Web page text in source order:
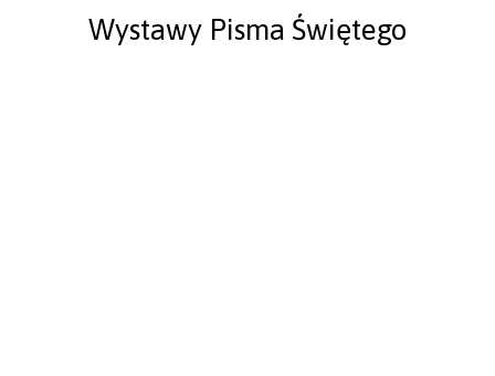
Wystawy
PismaWystawy Pisma Świętego